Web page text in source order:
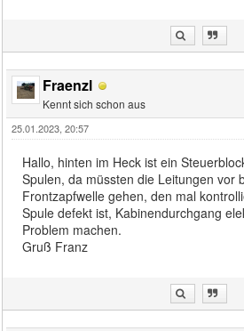
Fraenzl
Kennt sich schon aus
25.01.2023, 20:57
Hallo, hinten im Heck ist ein
Spulen, da müssten die Leitungen vor
Frontzapfwelle gehen, den mal
Spule defekt ist, Kabinendurchgang
Problem machen.
Gruß Franz